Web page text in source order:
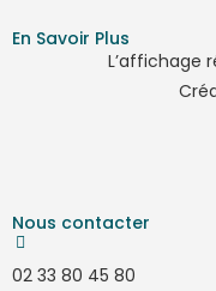
En Savoir Plus
L’affichage
Nous contacter
02 33 80 45 80